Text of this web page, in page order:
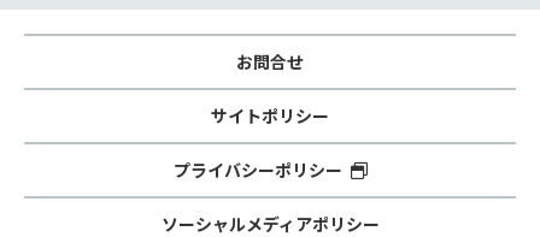
お問合せ
サイトポリシー
プライバシーポリシー
ソーシャルメディアポリシー